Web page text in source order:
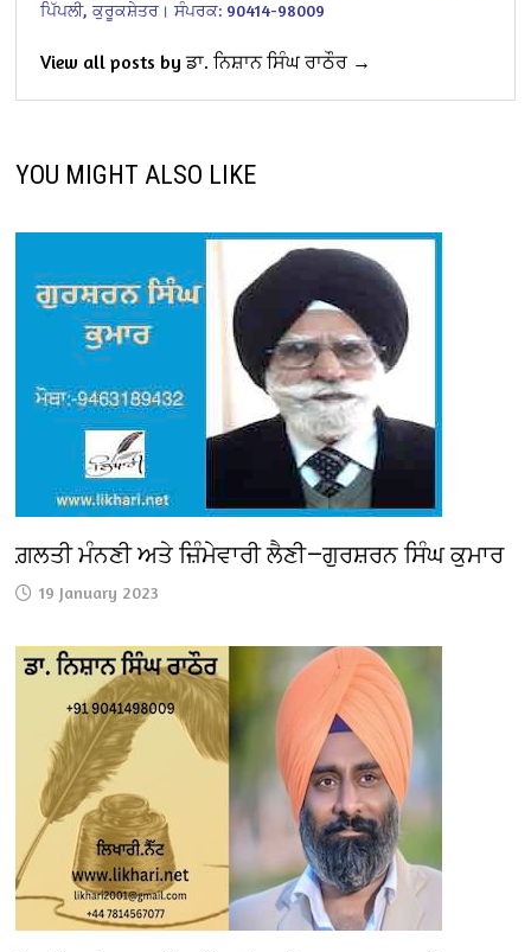
ਪਿੱਪਲੀ, ਕੁਰੂਕਸ਼ੇਤਰ। ਸੰਪਰਕ: 90414-98009
View all posts by ਡਾ. ਨਿਸ਼ਾਨ ਸਿੰਘ ਰਾਠੌਰ →
YOU MIGHT ALSO LIKE
ਗ਼ਲਤੀ ਮੰਨਣੀ ਅਤੇ ਜ਼ਿੰਮੇਵਾਰੀ ਲੈਣੀ—ਗੁਰਸ਼ਰਨ ਸਿੰਘ ਕੁਮਾਰ
19 January 2023